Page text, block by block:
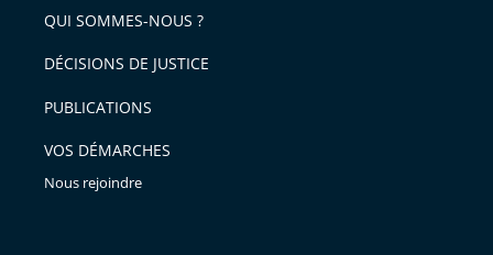
arriver
après
l'article
pour
avant
QUI SOMMES-NOUS ?
DÉCISIONS DE JUSTICE
PUBLICATIONS
VOS DÉMARCHES
Nous rejoindre